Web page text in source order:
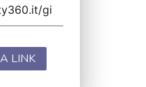
LINK